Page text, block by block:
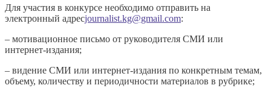
Для участия в конкурсе необходимо отправить на
электронный адресjournalist.kg@gmail.com:
– мотивационное письмо от руководителя СМИ или
интернет-издания;
– видение СМИ или интернет-издания по конкретным темам,
объему, количеству и периодичности материалов в рубрике;